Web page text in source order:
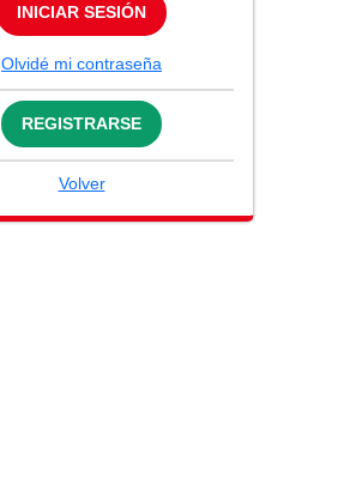
INICIAR SESIÓN
Olvidé mi contraseña
REGISTRARSE
Volver